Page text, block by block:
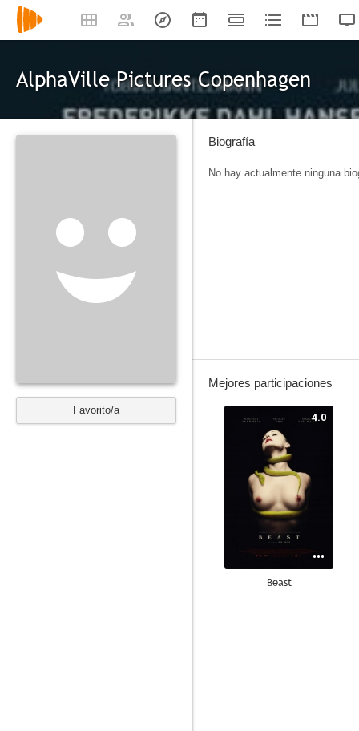
AlphaVille Pictures Copenhagen
Favorito/a
Biografía
No hay actualmente ninguna
Mejores participaciones
4.0
Beast